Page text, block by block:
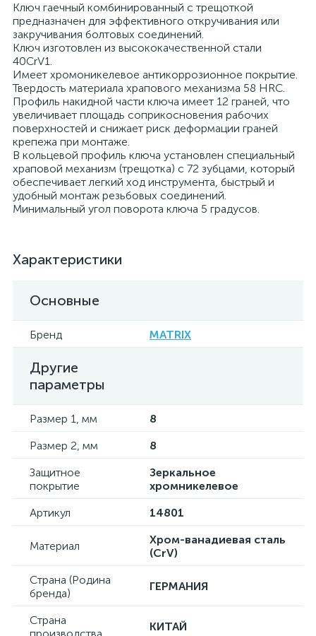
Ключ гаечный комбинированный с трещоткой
предназначен для эффективного откручивания или
закручивания болтовых соединений.
Ключ изготовлен из высококачественной стали
40CrV1.
Имеет хромоникелевое антикоррозионное покрытие.
Твердость материала храпового механизма 58 HRС.
Профиль накидной части ключа имеет 12 граней, что
увеличивает площадь соприкосновения рабочих
поверхностей и снижает риск деформации граней
крепежа при монтаже.
В кольцевой профиль ключа установлен специальный
храповой механизм (трещотка) с 72 зубцами, который
обеспечивает легкий ход инструмента, быстрый и
удобный монтаж резьбовых соединений.
Минимальный угол поворота ключа 5 градусов.
Характеристики
Основные
Бренд MATRIX
Другие
параметры
Размер 1, мм
8
Размер 2, мм
8
Защитное
покрытие
Зеркальное
хромникелевое
Артикул
14801
Материал
Хром-ванадиевая сталь
(CrV)
Страна (Родина
бренда)
ГЕРМАНИЯ
Страна
КИТАЙ